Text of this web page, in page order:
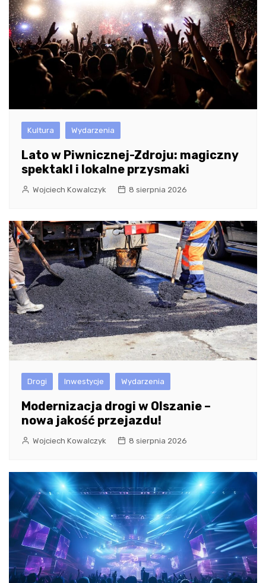
Kultura Wydarzenia
Lato w Piwnicznej-Zdroju: magiczny
spektakl i lokalne przysmaki
Wojciech Kowalczyk 8 sierpnia 2026
Drogi Inwestycje Wydarzenia
Modernizacja drogi w Olszanie –
nowa jakość przejazdu!
Wojciech Kowalczyk 8 sierpnia 2026